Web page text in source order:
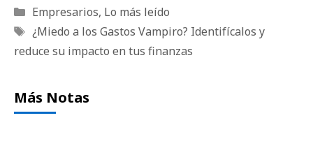
Categorías
Empresarios, Lo más leído
Etiquetas
¿Miedo a los Gastos Vampiro? Identifícalos y
reduce su impacto en tus finanzas
Más Notas